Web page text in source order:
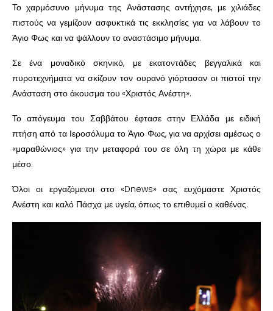
Το χαρμόσυνο μήνυμα της Ανάστασης αντήχησε, με χιλιάδες
πιστούς να γεμίζουν ασφυκτικά τις εκκλησίες για να λάβουν το
Άγιο Φως και να ψάλλουν το αναστάσιμο μήνυμα.
Σε ένα μοναδικό σκηνικό, με εκατοντάδες βεγγαλικά και
πυροτεχνήματα να σκίζουν τον ουρανό γιόρτασαν οι πιστοί την
Ανάσταση στο άκουσμα του «Χριστός Ανέστη».
Το απόγευμα του Σαββάτου έφτασε στην Ελλάδα με ειδική
πτήση από τα Ιεροσόλυμα το Άγιο Φως, για να αρχίσει αμέσως ο
«μαραθώνιος» για την μεταφορά του σε όλη τη χώρα με κάθε
μέσο.
Όλοι οι εργαζόμενοι στο «Dnews» σας ευχόμαστε Χριστός
Ανέστη και καλό Πάσχα με υγεία, όπως το επιθυμεί ο καθένας.